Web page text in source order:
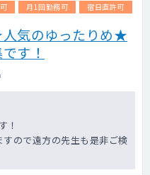
月1回勤務可 宿日直許可
気のゆったりめ★
す！
！
ので遠方の先生も是非ご検